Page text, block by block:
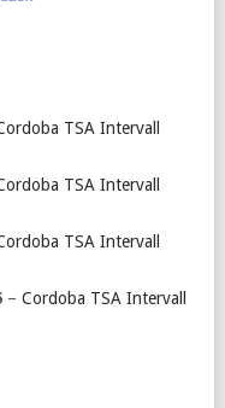
TSA Intervall
TSA Intervall
TSA Intervall
– Cordoba TSA Intervall